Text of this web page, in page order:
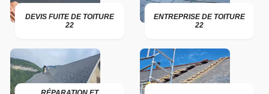
DEVIS FUITE DE TOITURE
22
ENTREPRISE DE TOITURE
22